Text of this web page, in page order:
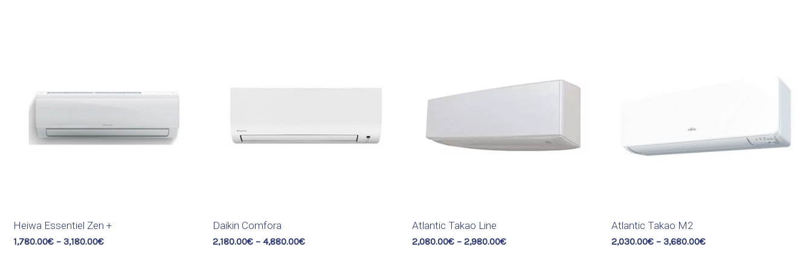
Heiwa Essentiel Zen +
1,780.00€ – 3,180.00€
Daikin Comfora
2,180.00€ – 4,880.00€
Atlantic Takao Line
2,080.00€ – 2,980.00€
Atlantic Takao M2
2,030.00€ – 3,680.00€